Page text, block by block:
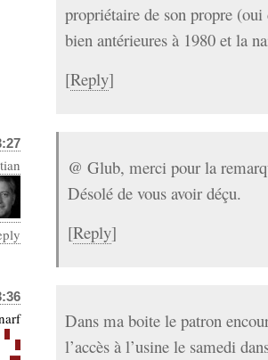
propriétaire de son propre
bien antérieures à 1980 et la
[Reply]
@ Glub, merci pour la
Désolé de vous avoir déçu.
[Reply]
Dans ma boite le patron
l’accès à l’usine le samedi